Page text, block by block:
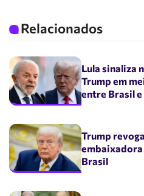
Relacionados
Lula sinaliza
Trump em
entre Brasil
Trump
embaixadora
Brasil